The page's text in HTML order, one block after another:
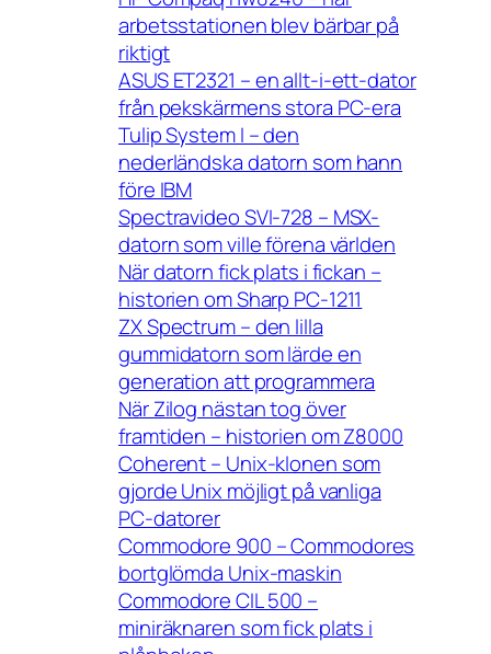
arbetsstationen blev bärbar på
riktigt
ASUS ET2321 – en allt-i-ett-dator
från pekskärmens stora PC-era
Tulip System I – den
nederländska datorn som hann
före IBM
Spectravideo SVI-728 – MSX-
datorn som ville förena världen
När datorn fick plats i fickan –
historien om Sharp PC-1211
ZX Spectrum – den lilla
gummidatorn som lärde en
generation att programmera
När Zilog nästan tog över
framtiden – historien om Z8000
Coherent – Unix-klonen som
gjorde Unix möjligt på vanliga
PC-datorer
Commodore 900 – Commodores
bortglömda Unix-maskin
Commodore CIL 500 –
miniräknaren som fick plats i